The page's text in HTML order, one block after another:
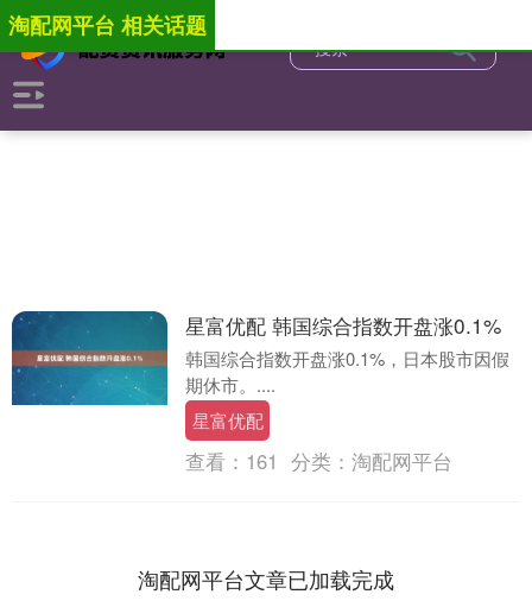
淘配网平台 相关话题
星富优配 韩国综合指数开盘涨0.1%
韩国综合指数开盘涨0.1%，日本股市因假
期休市。....
星富优配
查看： 161 分类： 淘配网平台
淘配网平台文章已加载完成